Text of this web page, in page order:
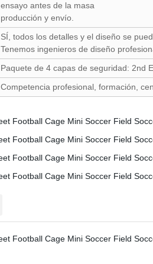
ensayo antes de la masa
producción y envío.
SÍ, todos los detalles y el diseño se
Tenemos ingenieros de diseño
Paquete de 4 capas de seguridad: 2nd
Competencia profesional, formación,